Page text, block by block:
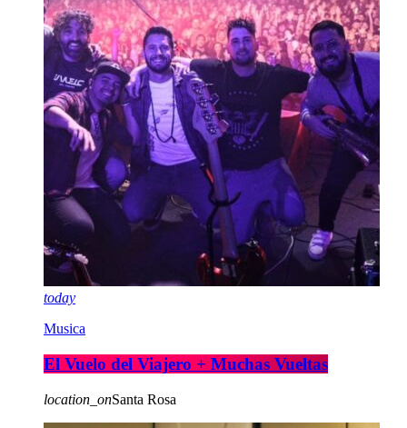
today
Musica
El Vuelo del Viajero + Muchas Vueltas
location_onSanta Rosa